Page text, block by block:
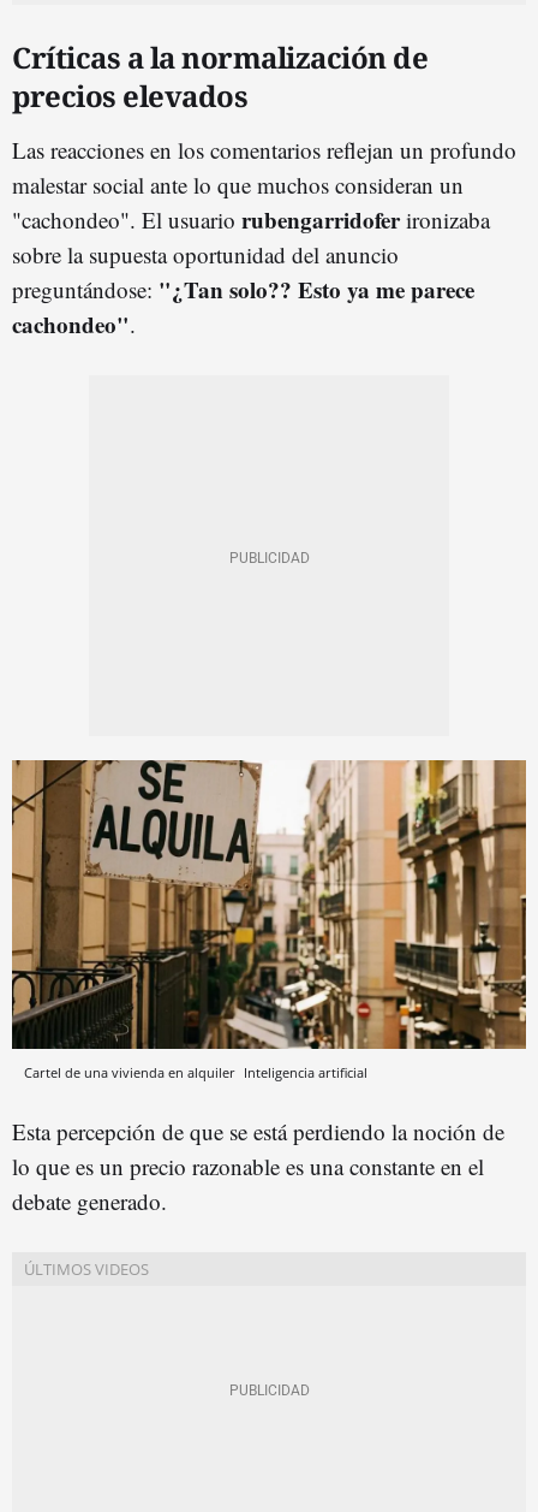
Críticas a la normalización de
precios elevados
Las reacciones en los comentarios reflejan un profundo
malestar social ante lo que muchos consideran un
"cachondeo". El usuario rubengarridoferironizaba
sobre la supuesta oportunidad del anuncio
preguntándose: "¿Tan solo?? Esto ya me parece
cachondeo".
Cartel de una vivienda en alquiler Inteligencia artificial
Esta percepción de que se está perdiendo la noción de
lo que es un precio razonable es una constante en el
debate generado.